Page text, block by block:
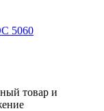
5060
товар и